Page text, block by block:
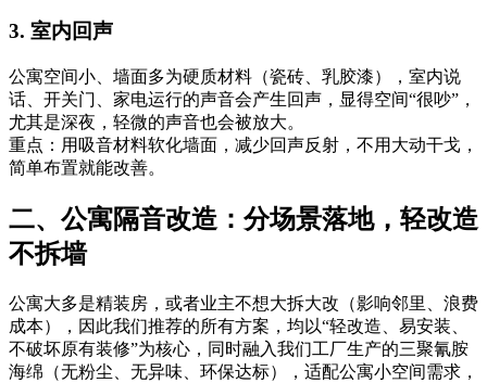
3. 室内回声
公寓空间小、墙面多为硬质材料（瓷砖、乳胶漆），室内说
话、开关门、家电运行的声音会产生回声，显得空间“很吵”，
尤其是深夜，轻微的声音也会被放大。
重点：用吸音材料软化墙面，减少回声反射，不用大动干戈，
简单布置就能改善。
二、公寓隔音改造：分场景落地，轻改造
不拆墙
公寓大多是精装房，或者业主不想大拆大改（影响邻里、浪费
成本），因此我们推荐的所有方案，均以“轻改造、易安装、
不破坏原有装修”为核心，同时融入我们工厂生产的三聚氰胺
海绵（无粉尘、无异味、环保达标），适配公寓小空间需求，